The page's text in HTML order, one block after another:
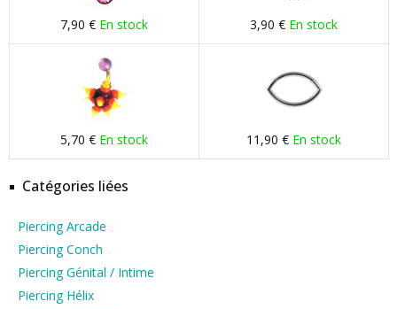
7,90 € En stock 3,90 € En stock
5,70 € En stock 11,90 € En stock
Catégories liées
Piercing Arcade
Piercing Conch
Piercing Génital / Intime
Piercing Hélix